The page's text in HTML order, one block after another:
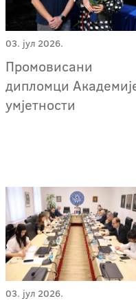
03. јул 2026.
Промовисани
дипломци
умјетности
03. јул 2026.